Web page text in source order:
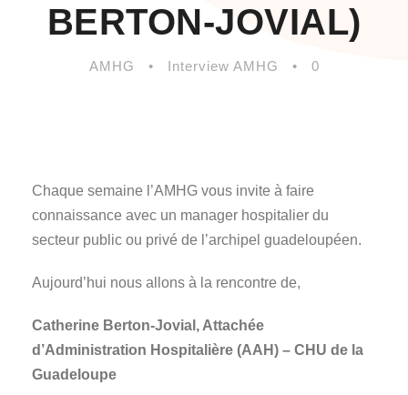
BERTON-JOVIAL)
AMHG • Interview AMHG • 0
Chaque semaine l’AMHG vous invite à faire
connaissance avec un manager hospitalier du
secteur public ou privé de l’archipel guadeloupéen.
Aujourd’hui nous allons à la rencontre de,
Catherine Berton-Jovial, Attachée
d’Administration Hospitalière (AAH) – CHU de la
Guadeloupe